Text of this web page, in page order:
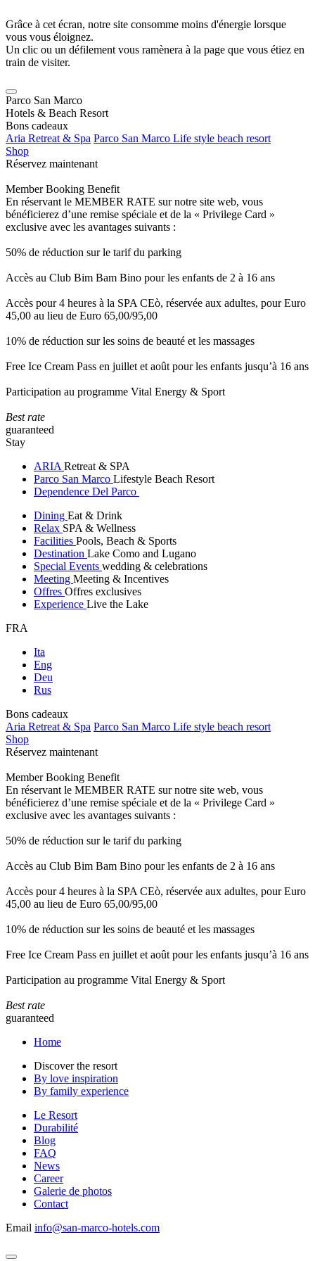
Grâce à cet écran, notre site consomme moins d'énergie lorsque
vous vous éloignez.
Un clic ou un défilement vous ramènera à la page que vous étiez en
train de visiter.
Parco San Marco
Hotels & Beach Resort
Bons cadeaux
Aria Retreat & Spa Parco San Marco Life style beach resort
Shop
Réservez maintenant
Member Booking Benefit
En réservant le MEMBER RATE sur notre site web, vous
bénéficierez d’une remise spéciale et de la « Privilege Card »
exclusive avec les avantages suivants :
50% de réduction sur le tarif du parking
Accès au Club Bim Bam Bino pour les enfants de 2 à 16 ans
Accès pour 4 heures à la SPA CEò, réservée aux adultes, pour Euro
45,00 au lieu de Euro 65,00/95,00
10% de réduction sur les soins de beauté et les massages
Free Ice Cream Pass en juillet et août pour les enfants jusqu’à 16 ans
Participation au programme Vital Energy & Sport
Best rate
guaranteed
Stay
ARIA Retreat & SPA
Parco San Marco Lifestyle Beach Resort
Dependence Del Parco
Dining Eat & Drink
Relax SPA & Wellness
Facilities Pools, Beach & Sports
Destination Lake Como and Lugano
Special Events wedding & celebrations
Meeting Meeting & Incentives
Offres Offres exclusives
Experience Live the Lake
FRA
Ita
Eng
Deu
Rus
Bons cadeaux
Aria Retreat & Spa Parco San Marco Life style beach resort
Shop
Réservez maintenant
Member Booking Benefit
En réservant le MEMBER RATE sur notre site web, vous
bénéficierez d’une remise spéciale et de la « Privilege Card »
exclusive avec les avantages suivants :
50% de réduction sur le tarif du parking
Accès au Club Bim Bam Bino pour les enfants de 2 à 16 ans
Accès pour 4 heures à la SPA CEò, réservée aux adultes, pour Euro
45,00 au lieu de Euro 65,00/95,00
10% de réduction sur les soins de beauté et les massages
Free Ice Cream Pass en juillet et août pour les enfants jusqu’à 16 ans
Participation au programme Vital Energy & Sport
Best rate
guaranteed
Home
Discover the resort
By love inspiration
By family experience
Le Resort
Durabilité
Blog
FAQ
News
Career
Galerie de photos
Contact
Email info@san-marco-hotels.com